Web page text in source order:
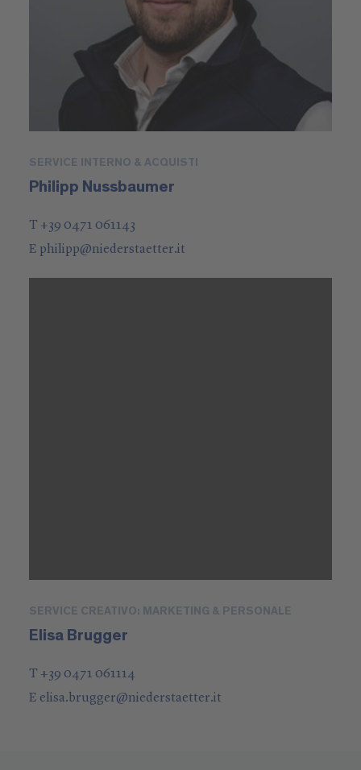
SERVICE INTERNO & ACQUISTI
Philipp Nussbaumer
T +39 0471 061143
E philipp@niederstaetter.it
SERVICE CREATIVO: MARKETING & PERSONALE
Elisa Brugger
T +39 0471 061114
E elisa.brugger@niederstaetter.it